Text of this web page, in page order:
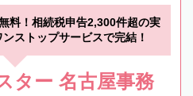
料！相続税申告2,300件超の実
ストップサービスで完結！
ター 名古屋事務